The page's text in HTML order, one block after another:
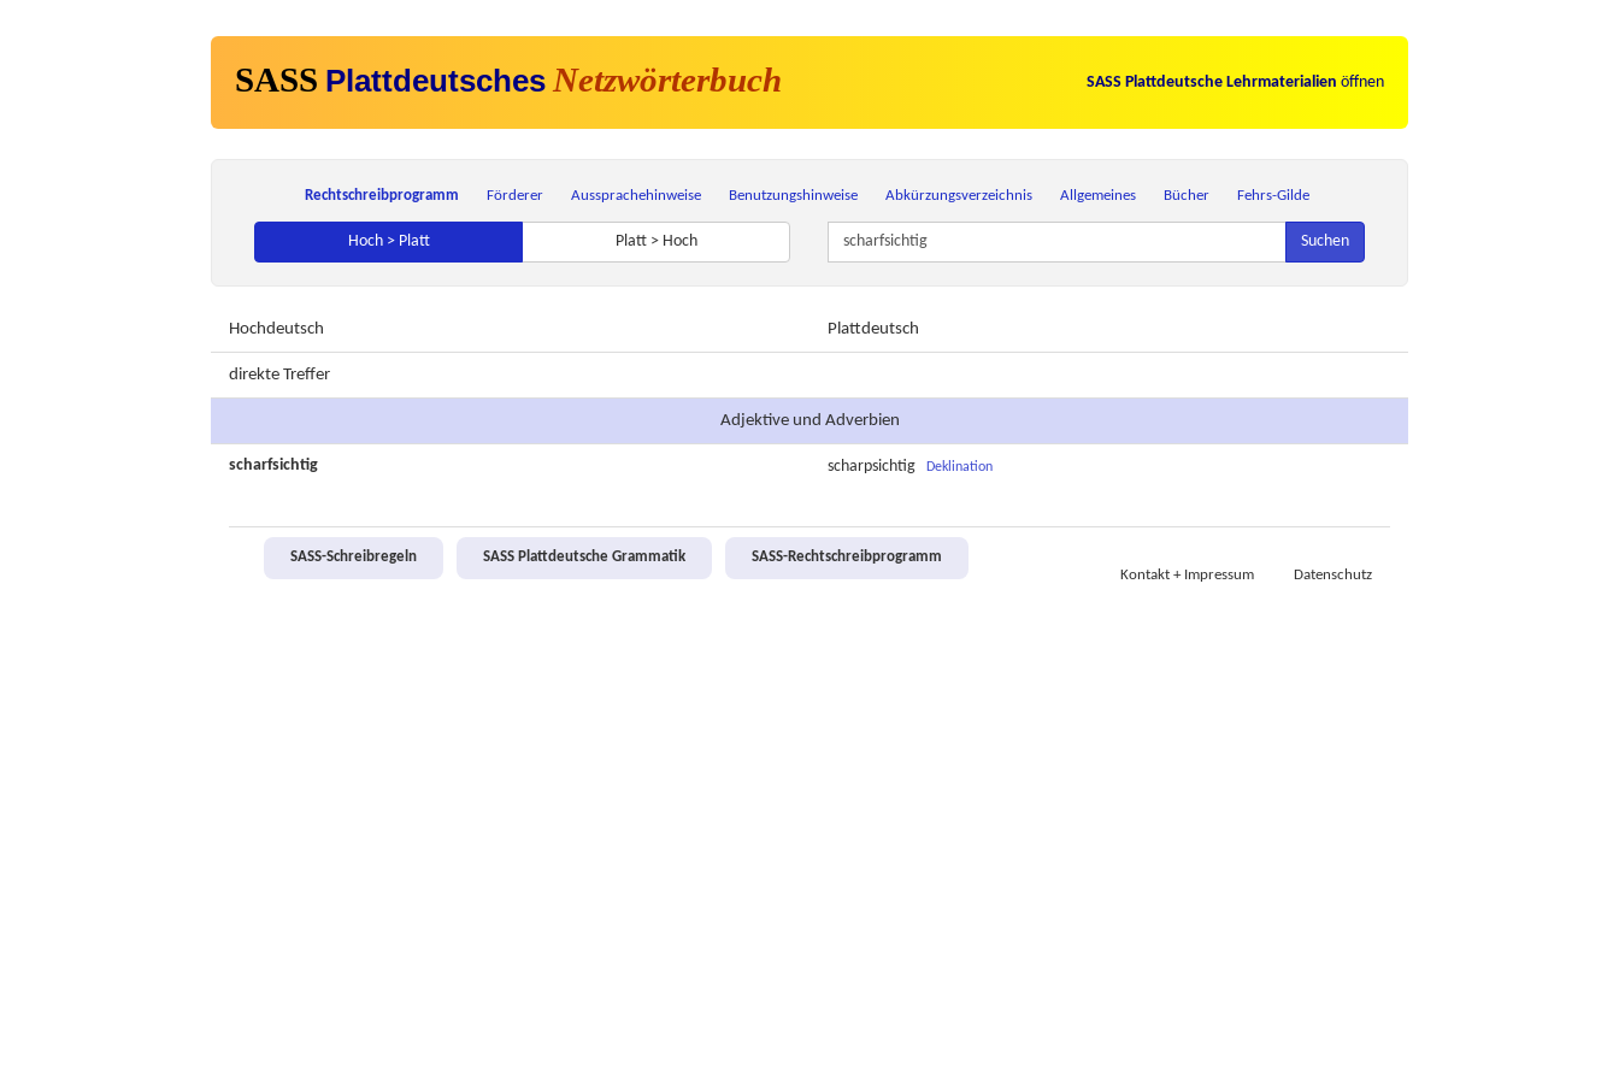
SASS Plattdeutsches Netzwörterbuch SASS Plattdeutsche Lehrmaterialien öffnen
Rechtschreibprogramm Förderer Aussprachehinweise Benutzungshinweise Abkürzungsverzeichnis Allgemeines Bücher Fehrs-Gilde
Hoch > Platt Platt > Hoch Suchen
Hochdeutsch Plattdeutsch
direkte Treffer
Adjektive und Adverbien
scharfsichtig scharpsichtig Deklination
SASS-Schreibregeln SASS Plattdeutsche Grammatik
SASS-Rechtschreibprogramm
Kontakt + Impressum
Datenschutz